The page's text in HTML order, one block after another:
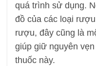
quá trình sử dụng.
đồ của các loại
rượu, đây cũng là
giúp giữ nguyên
thuốc này.